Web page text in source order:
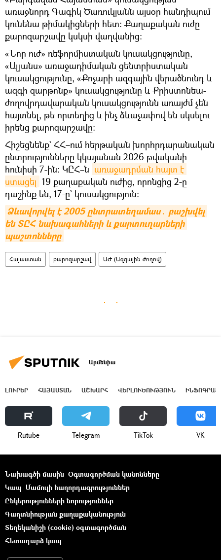
առաջնորդ Գագիկ Ծառուկյանն այսօր հանդիպում
կունենա թիմակիցների հետ։ Քաղաքական ուժը
քարոզարշավը կսկսի վաղվանից։
«Նոր ուժ» ռեֆորմիստական կուսակցությունը,
«Ալյանս» առաջադիմական ցենտրիստական
կուսակցությունը, «Քոչարի ազգային վերածնունդ և
ազգի զարթոնք» կուսակցությունը և Քրիստոնեա-
ժողովրդավարական կուսակցությունն առայժմ չեն
հայտնել, թե որտեղից և ինչ ձևաչափով են սկսելու
իրենց քարոզարշավը։
Հիշեցնենք` ՀՀ–ում հերթական խորհրդարանական
ընտրությունները կկայանան 2026 թվականի
հունիսի 7-ին։ ԿԸՀ–ն առաջադրման հայտ է
ստացել 19 քաղաքական ուժից, որոնցից 2-ը
դաշինք են, 17-ը՝ կուսակցություն։
Ձևավորվել է 2005 ընտրատեղամաս․ բաշխվել
են ՏԸՀ նախագահների և քարտուղարների
պաշտոնները
Հայաստան քարոզարշավ ԱԺ (Ազգային ժողով)
Արմենիա
ԼՈՒՐԵՐ ՀԱՅԱՍՏԱՆ ԱՇԽԱՐՀ ՎԵՐԼՈՒԾՈՒԹՅՈՒՆ
Rutube Telegram ТikТоk VK
Նախագծի մասին Օգտագործման կանոնները
Կապ Մամուլի հաղորդագրություններ
Ընկերությունների նորություններ
Գաղտնիության քաղաքականություն
Տեղեկանիշի (cookie) օգտագործման
Հետադարձ կապ